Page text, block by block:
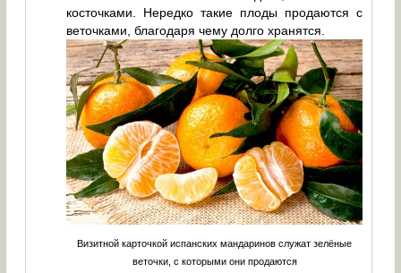
косточками. Нередко такие плоды продаются с
веточками, благодаря чему долго хранятся.
Визитной карточкой испанских мандаринов служат зелёные
веточки, с которыми они продаются